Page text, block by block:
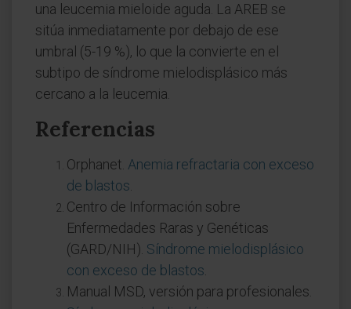
una leucemia mieloide aguda. La AREB se
sitúa inmediatamente por debajo de ese
umbral (5-19 %), lo que la convierte en el
subtipo de síndrome mielodisplásico más
cercano a la leucemia.
Referencias
Orphanet. Anemia refractaria con exceso
de blastos
Centro de Información sobre
Enfermedades Raras y Genéticas
(GARD/NIH). Síndrome mielodisplásico
con exceso de blastos
Manual MSD, versión para profesionales.